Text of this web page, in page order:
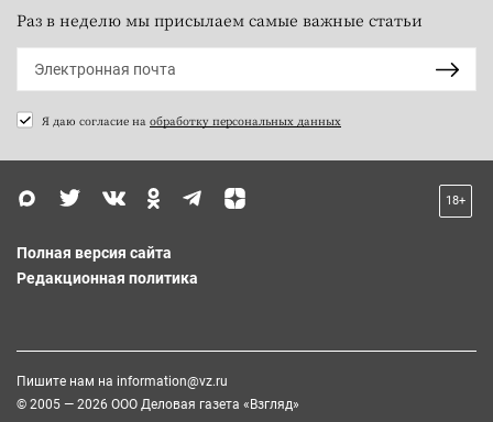
Раз в неделю мы присылаем самые важные статьи
Я даю согласие на обработку персональных данных
18+
Полная версия сайта
Редакционная политика
Пишите нам на information@vz.ru
© 2005 — 2026 ООО Деловая газета «Взгляд»